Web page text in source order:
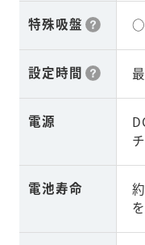
特殊吸盤 ○
設定時間
電源
電池寿命